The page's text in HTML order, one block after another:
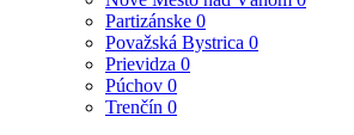
Partizánske 0
Považská Bystrica 0
Prievidza 0
Púchov 0
Trenčín 0